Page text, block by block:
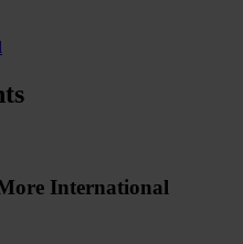
International